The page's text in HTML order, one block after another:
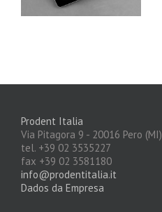
Prodent Italia
Via Pitagora 9 - 20016 Pero (MI)
tel. +39 02 3535227
fax +39 02 3581180
info@prodentitalia.it
Dados da Empresa